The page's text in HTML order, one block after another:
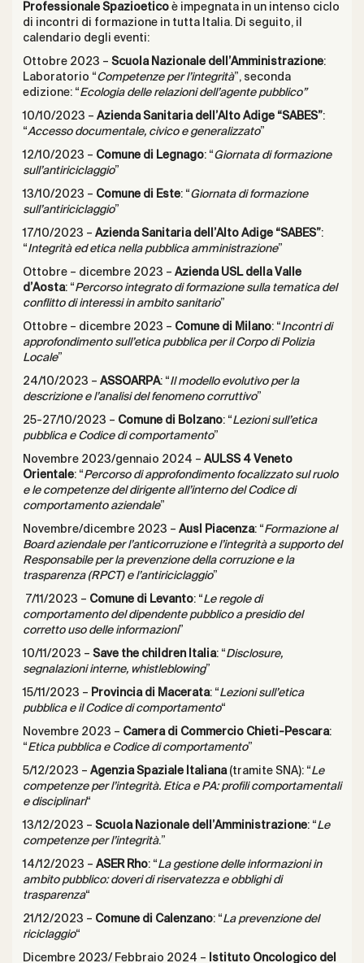
Professionale Spazioeticoè impegnata in un intenso ciclo
di incontri di formazione in tutta Italia. Di seguito, il
calendario degli eventi:
Ottobre 2023 – Scuola Nazionale dell’Amministrazione:
Laboratorio “Competenze per l’integrità”, seconda
edizione: “Ecologia delle relazioni dell’agente pubblico”
10/10/2023 – Azienda Sanitaria dell’Alto Adige “SABES”:
“Accesso documentale, civico e generalizzato”
12/10/2023 – Comune di Legnago: “Giornata di formazione
sull’antiriciclaggio”
13/10/2023 – Comune di Este: “Giornata di formazione
sull’antiriciclaggio”
17/10/2023 – Azienda Sanitaria dell’Alto Adige “SABES”:
“Integrità ed etica nella pubblica amministrazione”
Ottobre – dicembre 2023 – Azienda USL della Valle
d’Aosta: “Percorso integrato di formazione sulla tematica del
conflitto di interessi in ambito sanitario”
Ottobre – dicembre 2023 – Comune di Milano: “Incontri di
approfondimento sull’etica pubblica per il Corpo di Polizia
Locale”
24/10/2023 – ASSOARPA: “Il modello evolutivo per la
descrizione e l’analisi del fenomeno corruttivo”
25-27/10/2023 – Comune di Bolzano: “Lezioni sull’etica
pubblica e Codice di comportamento”
Novembre 2023/gennaio 2024 – AULSS 4 Veneto
Orientale: “Percorso di approfondimento focalizzato sul ruolo
e le competenze del dirigente all’interno del Codice di
comportamento aziendale”
Novembre/dicembre 2023 – Ausl Piacenza: “Formazione al
Board aziendale per l’anticorruzione e l’integrità a supporto del
Responsabile per la prevenzione della corruzione e la
trasparenza (RPCT) e l’antiriciclaggio”
7/11/2023 – Comune di Levanto: “Le regole di
comportamento del dipendente pubblico a presidio del
corretto uso delle informazioni”
10/11/2023 – Save the children Italia: “Disclosure,
segnalazioni interne, whistleblowing”
15/11/2023 – Provincia di Macerata: “Lezioni sull’etica
pubblica e il Codice di comportamento“
Novembre 2023 – Camera di Commercio Chieti-Pescara:
“Etica pubblica e Codice di comportamento”
5/12/2023 – Agenzia Spaziale Italiana(tramite SNA): “Le
competenze per l’integrità. Etica e PA: profili comportamentali
e disciplinari“
13/12/2023 – Scuola Nazionale dell’Amministrazione: “Le
competenze per l’integrità.”
14/12/2023 – ASER Rho: “La gestione delle informazioni in
ambito pubblico: doveri di riservatezza e obblighi di
trasparenza“
21/12/2023 – Comune di Calenzano: “La prevenzione del
riciclaggio“
Dicembre 2023/ Febbraio 2024 –
Istituto Oncologico del